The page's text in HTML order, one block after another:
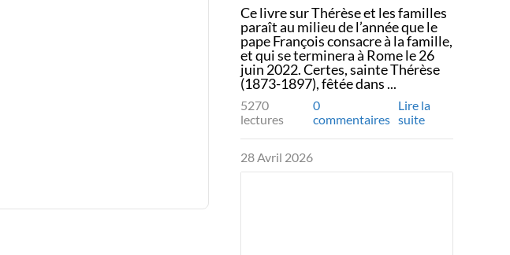
Ce livre sur Thérèse et les familles
paraît au milieu de l’année que le
pape François consacre à la famille,
et qui se terminera à Rome le 26
juin 2022. Certes, sainte Thérèse
(1873-1897), fêtée dans ...
5270
lectures
0
commentaires
Lire la
suite
28 Avril 2026